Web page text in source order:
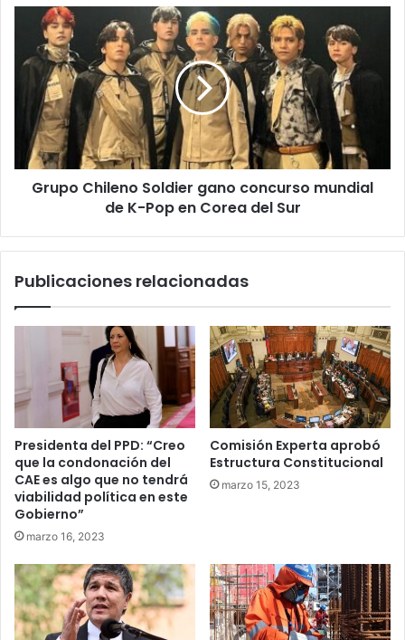
el
cargo,
manejo
estado
ebriedad
Grupo
Chileno
Soldier
gano
concurso
mundial
Pop
Grupo Chileno Soldier gano concurso mundial
de K-Pop en Corea del Sur
Publicaciones relacionadas
Presidenta del PPD: “Creo
que la condonación del
CAE es algo que no tendrá
viabilidad política en este
Gobierno”
marzo 16, 2023
Comisión Experta aprobó
Estructura Constitucional
marzo 15, 2023